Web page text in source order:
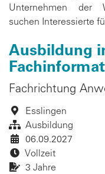
Ausbildung
Fachrichtung
Esslingen
Ausbildung
06.09.2027
Vollzeit
3 Jahre
Unternehmen der
suchen Interessierte